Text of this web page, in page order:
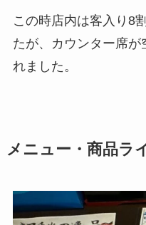
この時店内は客入り8
たが、カウンター席が
れました。
メニュー・商品ラ